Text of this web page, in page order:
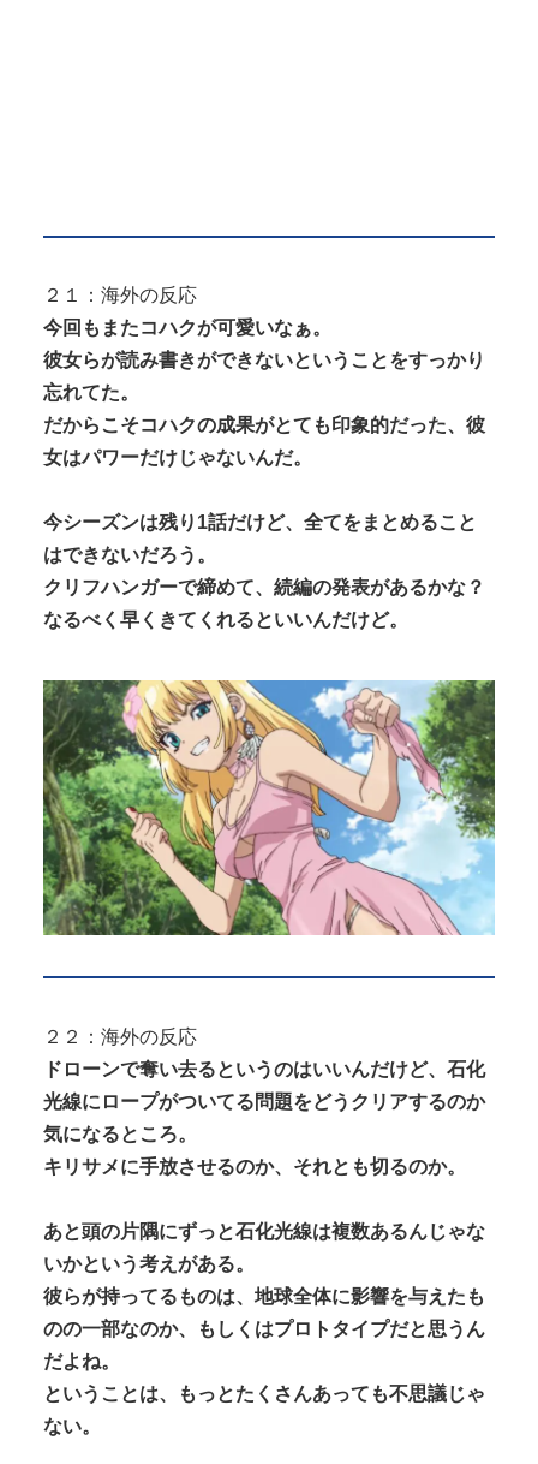
２１：海外の反応
今回もまたコハクが可愛いなぁ。
彼女らが読み書きができないということをすっかり
忘れてた。
だからこそコハクの成果がとても印象的だった、彼
女はパワーだけじゃないんだ。
今シーズンは残り1話だけど、全てをまとめること
はできないだろう。
クリフハンガーで締めて、続編の発表があるかな？
なるべく早くきてくれるといいんだけど。
２２：海外の反応
ドローンで奪い去るというのはいいんだけど、石化
光線にロープがついてる問題をどうクリアするのか
気になるところ。
キリサメに手放させるのか、それとも切るのか。
あと頭の片隅にずっと石化光線は複数あるんじゃな
いかという考えがある。
彼らが持ってるものは、地球全体に影響を与えたも
のの一部なのか、もしくはプロトタイプだと思うん
だよね。
ということは、もっとたくさんあっても不思議じゃ
ない。